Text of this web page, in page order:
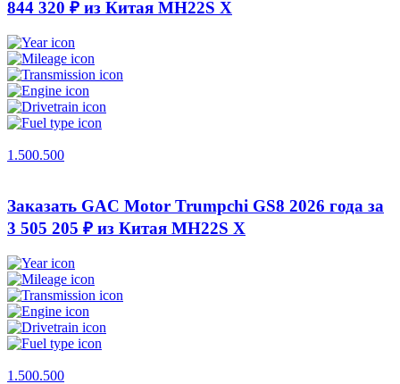
844 320 ₽ из Китая MH22S X
1.500.500
Заказать GAC Motor Trumpchi GS8 2026 года за
3 505 205 ₽ из Китая MH22S X
1.500.500